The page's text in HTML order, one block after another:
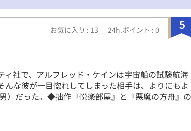
5
お気に入り : 13 24h.ポイント : 0
ィ社で、アルフレッド・ケインは宇宙船の試験航海
んな彼が一目惚れしてしまった相手は、よりにもよ
）だった。◆拙作『悦楽部屋』と『悪魔の方舟』の